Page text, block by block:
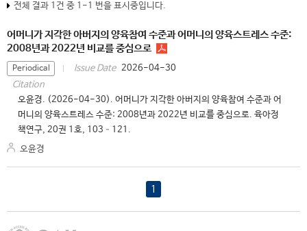
전체 결과 1건 중 1-1 번을 표시중입니다.
어머니가 지각한 아버지의 양육참여 수준과 어머니의 양육스트레스 수준:
2008년과 2022년 비교를 중심으로
Periodical Issue Date 2026-04-30
Citation
오윤경. (2026-04-30). 어머니가 지각한 아버지의 양육참여 수준과 어
머니의 양육스트레스 수준: 2008년과 2022년 비교를 중심으로. 육아정
책연구, 20권 1호, 103–121.
오윤경
1